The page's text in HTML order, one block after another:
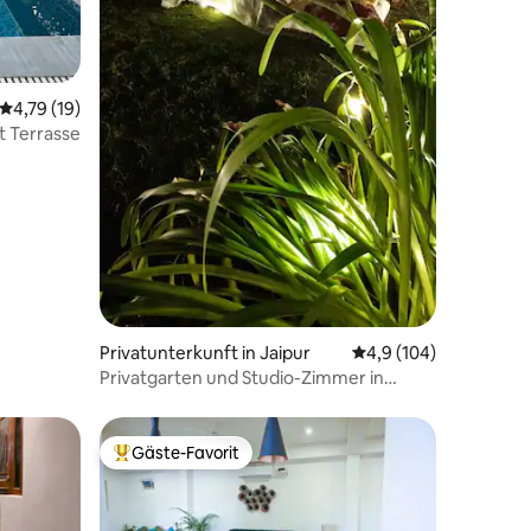
Durchschnittliche Bewertung: 4,79 von 5, 19 Bewertungen
4,79 (19)
Terrasse
Privatunterkunft in Jaipur Durchschnittliche
4,9 (104)
Privatgarten und Studio-Zimmer in
Beliebter Gäste-Favorit.
Gäste-Favorit